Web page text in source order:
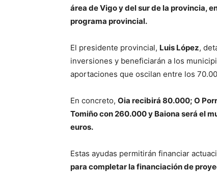
área de Vigo y del sur de la provincia,
programa provincial.
El presidente provincial, Luis López,
inversiones y beneficiarán a los
aportaciones que oscilan entre los
En concreto, Oia recibirá 80.000; O
Tomiño con 260.000 y Baiona será el
euros.
Estas ayudas permitirán financiar
para completar la financiación de